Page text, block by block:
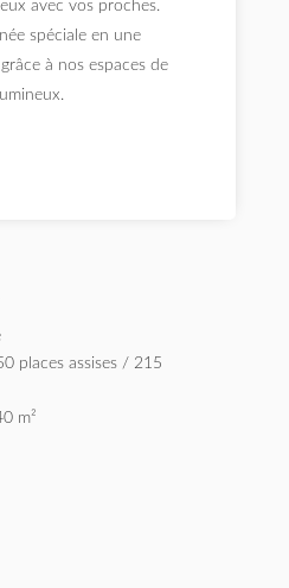
avec vos proches.
spéciale en une
à nos espaces de
places assises / 215
m²